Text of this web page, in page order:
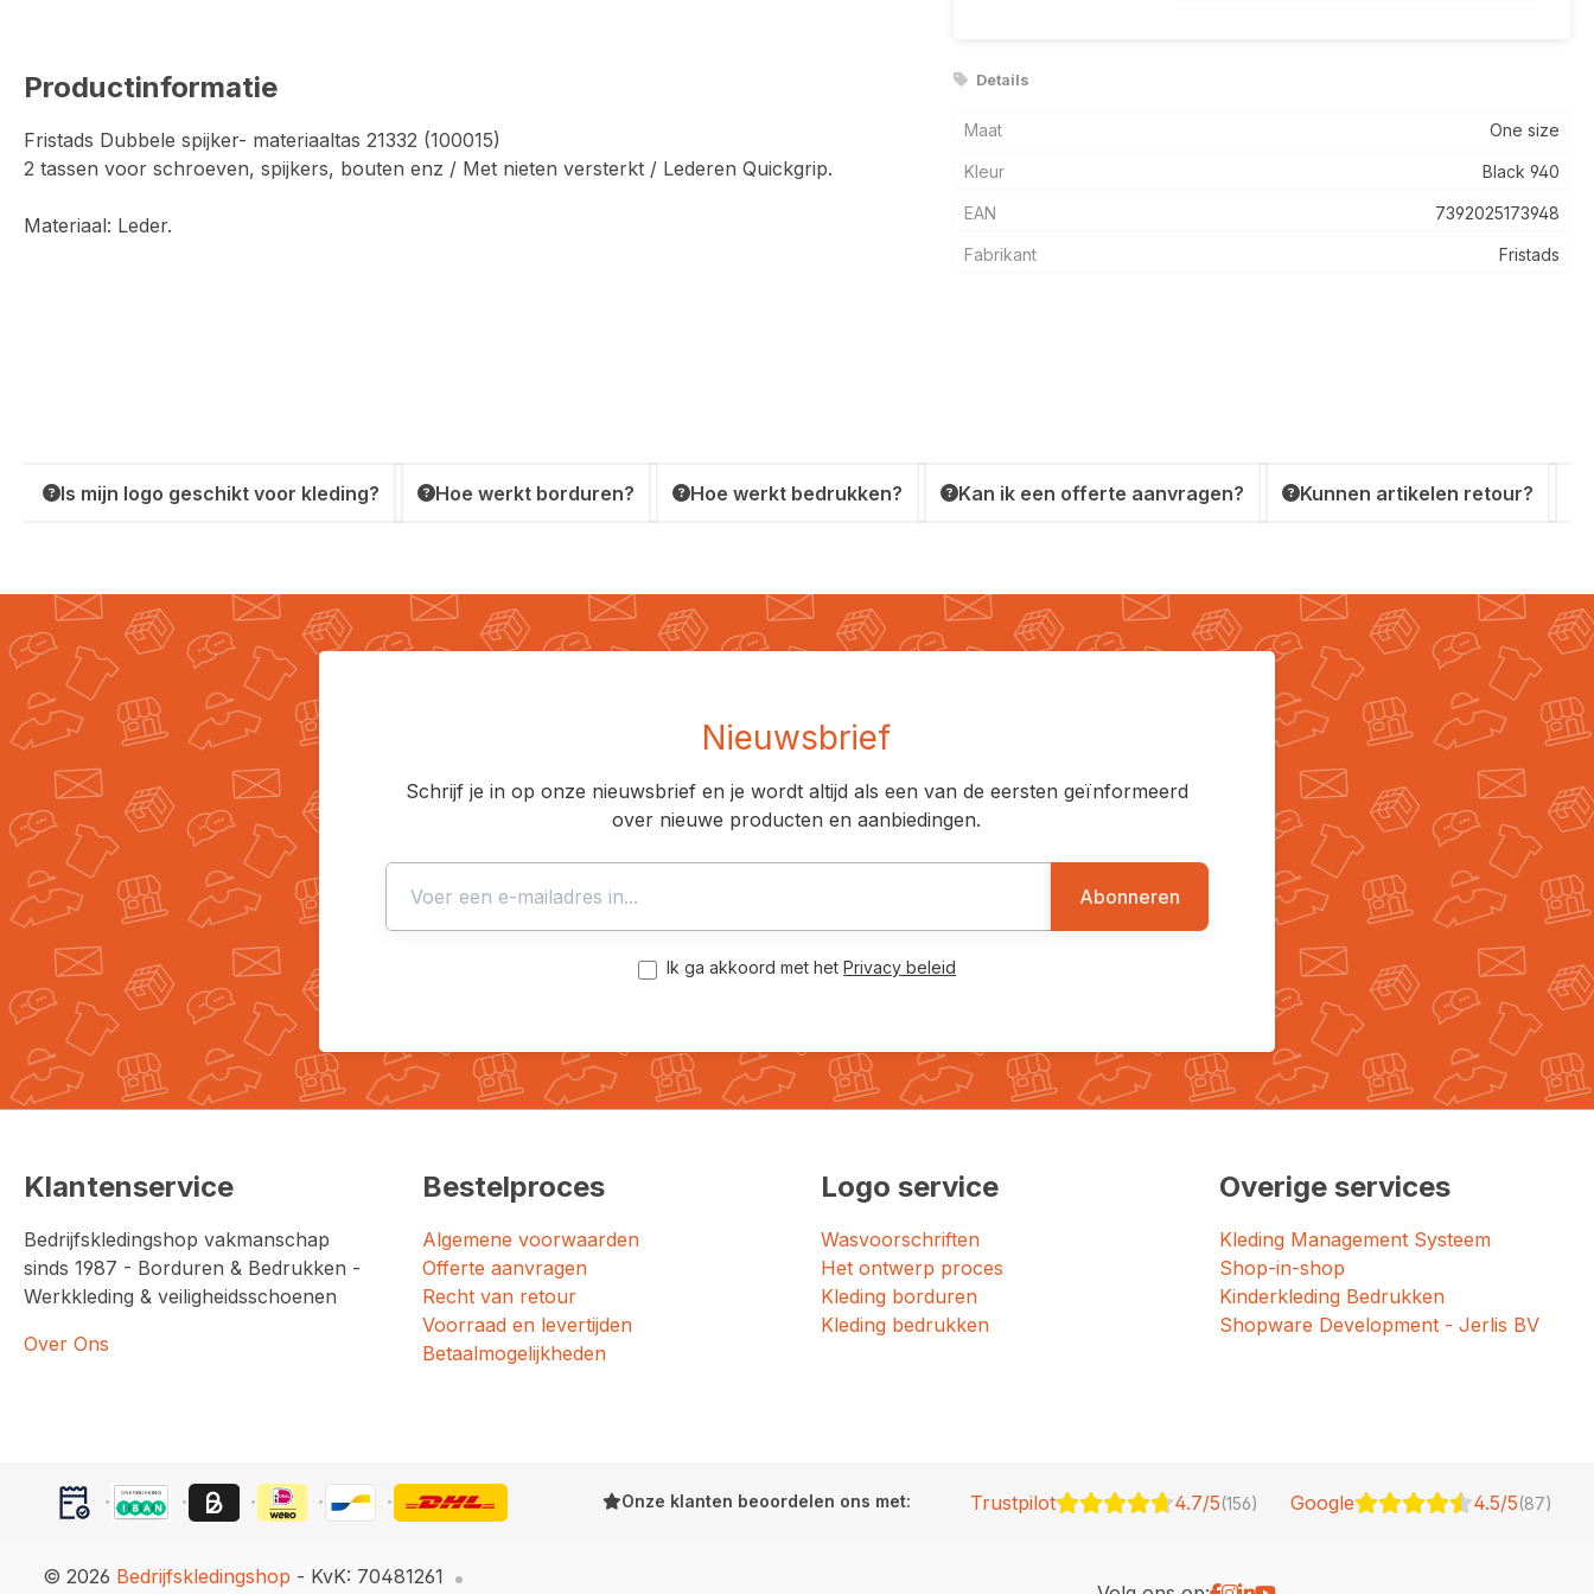
Productinformatie
Fristads Dubbele spijker- materiaaltas 21332 (100015)
2 tassen voor schroeven, spijkers, bouten enz / Met nieten versterkt / Lederen Quickgrip.
Materiaal: Leder.
Details
Maat One size
Kleur Black 940
EAN 7392025173948
Fabrikant Fristads
Is mijn logo geschikt voor kleding? Hoe werkt borduren? Hoe werkt bedrukken? Kan ik een offerte aanvragen? Kunnen artikelen retour?
Nieuwsbrief
Schrijf je in op onze nieuwsbrief en je wordt altijd als een van de eersten geïnformeerd
over nieuwe producten en aanbiedingen.
Abonneren
Ik ga akkoord met het Privacy beleid
Klantenservice
Bedrijfskledingshop vakmanschap
sinds 1987 - Borduren & Bedrukken -
Werkkleding & veiligheidsschoenen
Over Ons
Bestelproces
Algemene voorwaarden
Offerte aanvragen
Recht van retour
Voorraad en levertijden
Betaalmogelijkheden
Logo service
Wasvoorschriften
Het ontwerp proces
Kleding borduren
Kleding bedrukken
Overige services
Kleding Management Systeem
Shop-in-shop
Kinderkleding Bedrukken
Shopware Development - Jerlis BV
Onze klanten beoordelen ons met: Trustpilot 4.7/5(156) Google 4.5/5(87)
© 2026 Bedrijfskledingshop - KvK: 70481261